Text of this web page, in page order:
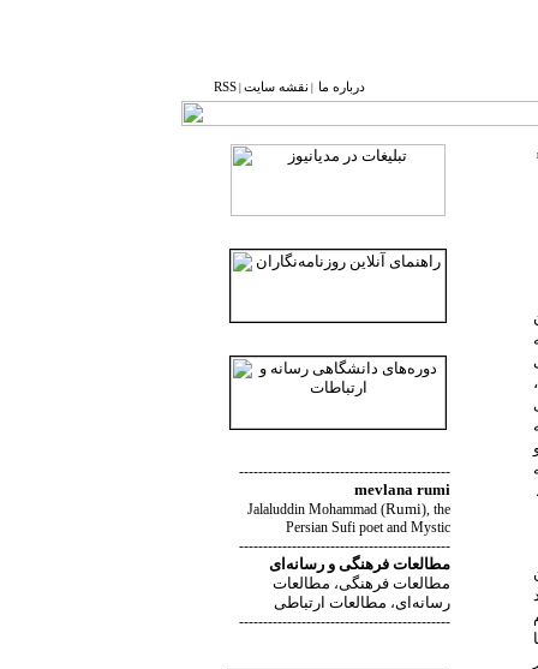
درباره ما نقشه ‌سایت RSS
--------------------------------------------
mevlana rumi
Jalaluddin Mohammad(Rumi), the
Persian Sufi poet and Mystic
--------------------------------------------
مطالعات فرهنگیورسانه‌ای
مطالعات فرهنگی، مطالعات
رسانه‌ای، مطالعات ارتباطی
--------------------------------------------